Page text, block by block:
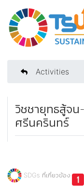
Activities
วิชชายุทธสู้จ
ศรีนครินทร์
SDGs ที่เกี่ยวข้อง